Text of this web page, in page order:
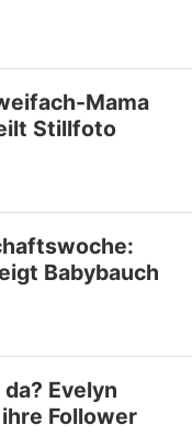
Mama
Stillfoto
Babybauch
Evelyn
Follower